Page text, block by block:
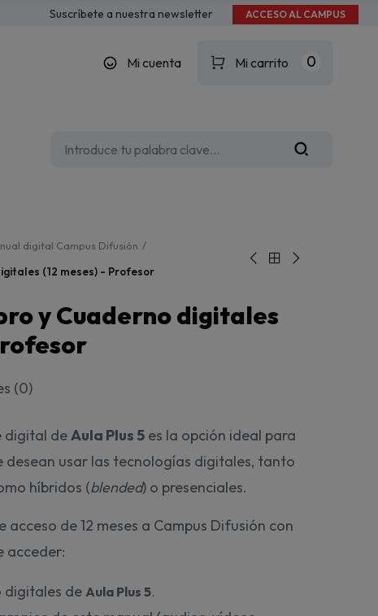
Suscríbete a nuestra newsletter ACCESO AL CAMPUS
Mi cuenta Mi carrito 0
digital Campus Difusión
(12 meses) - Profesor
y Cuaderno digitales
(0)
digital deAula Plus 5 es la opción ideal para
desean usar las tecnologías digitales, tanto
híbridos (blended) o presenciales.
de 12 meses a Campus Difusión con
acceder:
digitales de Aula Plus 5.